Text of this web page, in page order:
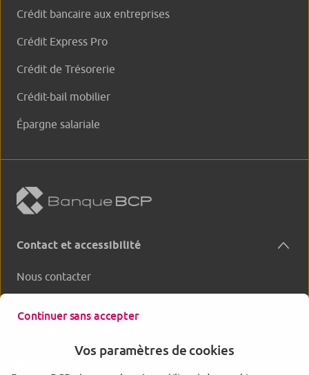
Crédit bancaire aux entreprises
Crédit Express Pro
Crédit de Trésorerie
Crédit-bail mobilier
Épargne salariale
Contact et accessibilité
Nous contacter
Continuer sans accepter
Vos paramètres de cookies